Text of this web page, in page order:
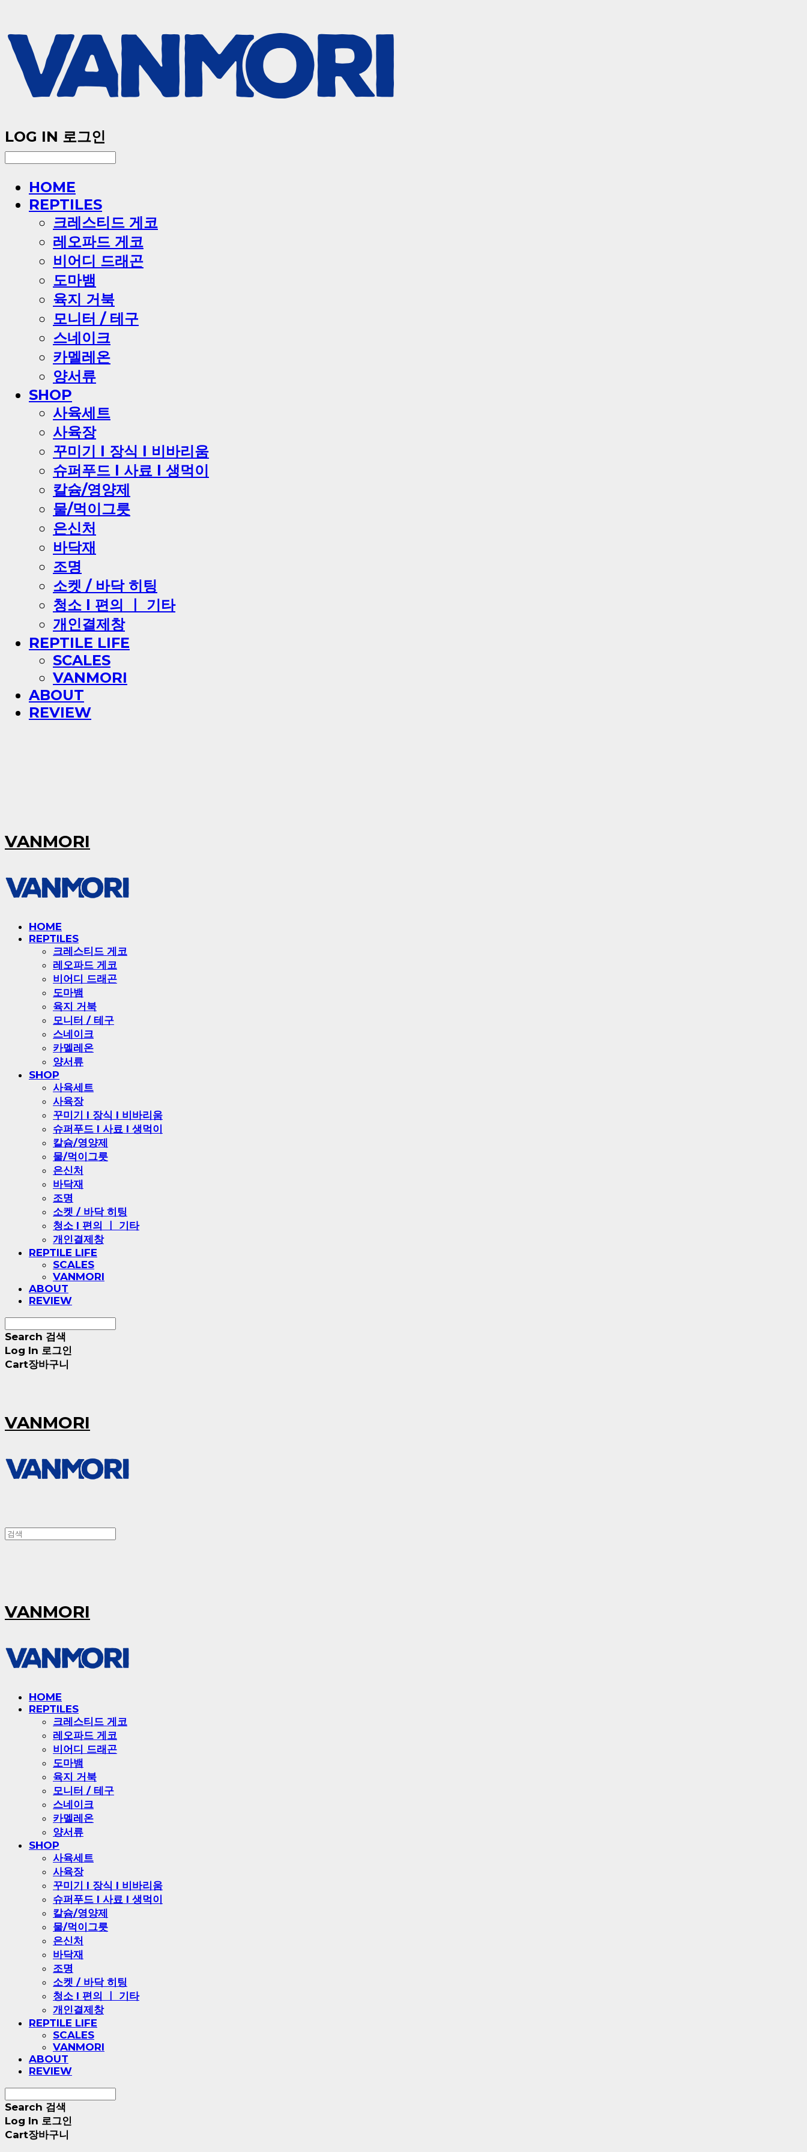
LOG IN 로그인
HOME
REPTILES
크레스티드 게코
레오파드 게코
비어디 드래곤
도마뱀
육지 거북
모니터 / 테구
스네이크
카멜레온
양서류
SHOP
사육세트
사육장
꾸미기 l 장식 l 비바리움
슈퍼푸드 l 사료 l 생먹이
칼슘/영양제
물/먹이그릇
은신처
바닥재
조명
소켓 / 바닥 히팅
청소 l 편의 ㅣ 기타
개인결제창
REPTILE LIFE
SCALES
VANMORI
ABOUT
REVIEW
VANMORI
HOME
REPTILES
크레스티드 게코
레오파드 게코
비어디 드래곤
도마뱀
육지 거북
모니터 / 테구
스네이크
카멜레온
양서류
SHOP
사육세트
사육장
꾸미기 l 장식 l 비바리움
슈퍼푸드 l 사료 l 생먹이
칼슘/영양제
물/먹이그릇
은신처
바닥재
조명
소켓 / 바닥 히팅
청소 l 편의 ㅣ 기타
개인결제창
REPTILE LIFE
SCALES
VANMORI
ABOUT
REVIEW
Search 검색
Log In 로그인
Cart장바구니
VANMORI
VANMORI
HOME
REPTILES
크레스티드 게코
레오파드 게코
비어디 드래곤
도마뱀
육지 거북
모니터 / 테구
스네이크
카멜레온
양서류
SHOP
사육세트
사육장
꾸미기 l 장식 l 비바리움
슈퍼푸드 l 사료 l 생먹이
칼슘/영양제
물/먹이그릇
은신처
바닥재
조명
소켓 / 바닥 히팅
청소 l 편의 ㅣ 기타
개인결제창
REPTILE LIFE
SCALES
VANMORI
ABOUT
REVIEW
Search 검색
Log In 로그인
Cart장바구니